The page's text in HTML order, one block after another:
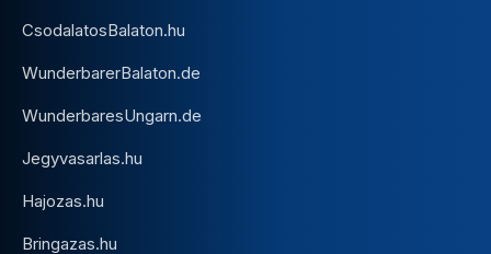
CsodalatosBalaton.hu
WunderbarerBalaton.de
WunderbaresUngarn.de
Jegyvasarlas.hu
Hajozas.hu
Bringazas.hu